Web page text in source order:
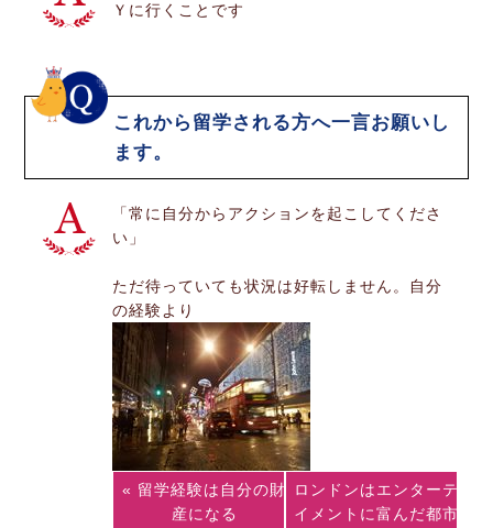
Ｙに行くことです
これから留学される方へ一言お願いし
ます。
「常に自分からアクションを起こしてくださ
い」
ただ待っていても状況は好転しません。自分
の経験より
« 留学経験は自分の財
産になる
ロンドンはエンターテ
イメントに富んだ都市